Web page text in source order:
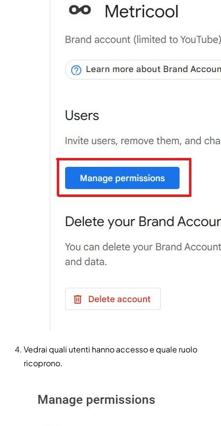
Vedrai quali utenti hanno accesso e quale ruolo
ricoprono.